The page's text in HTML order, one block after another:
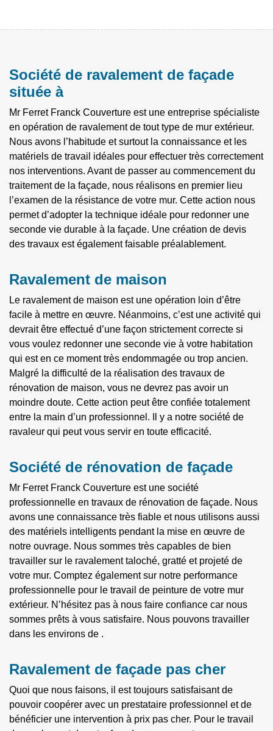
Société de ravalement de façade
située à
Mr Ferret Franck Couverture est une entreprise spécialiste
en opération de ravalement de tout type de mur extérieur.
Nous avons l’habitude et surtout la connaissance et les
matériels de travail idéales pour effectuer très correctement
nos interventions. Avant de passer au commencement du
traitement de la façade, nous réalisons en premier lieu
l’examen de la résistance de votre mur. Cette action nous
permet d’adopter la technique idéale pour redonner une
seconde vie durable à la façade. Une création de devis
des travaux est également faisable préalablement.
Ravalement de maison
Le ravalement de maison est une opération loin d’être
facile à mettre en œuvre. Néanmoins, c’est une activité qui
devrait être effectué d’une façon strictement correcte si
vous voulez redonner une seconde vie à votre habitation
qui est en ce moment très endommagée ou trop ancien.
Malgré la difficulté de la réalisation des travaux de
rénovation de maison, vous ne devrez pas avoir un
moindre doute. Cette action peut être confiée totalement
entre la main d’un professionnel. Il y a notre société de
ravaleur qui peut vous servir en toute efficacité.
Société de rénovation de façade
Mr Ferret Franck Couverture est une société
professionnelle en travaux de rénovation de façade. Nous
avons une connaissance très fiable et nous utilisons aussi
des matériels intelligents pendant la mise en œuvre de
notre ouvrage. Nous sommes très capables de bien
travailler sur le ravalement taloché, gratté et projeté de
votre mur. Comptez également sur notre performance
professionnelle pour le travail de peinture de votre mur
extérieur. N’hésitez pas à nous faire confiance car nous
sommes prêts à vous satisfaire. Nous pouvons travailler
dans les environs de .
Ravalement de façade pas cher
Quoi que nous faisons, il est toujours satisfaisant de
pouvoir coopérer avec un prestataire professionnel et de
bénéficier une intervention à prix pas cher. Pour le travail